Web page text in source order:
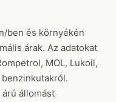
ben és környékén
árak. Az adatokat
MOL, Lukoil,
állomást